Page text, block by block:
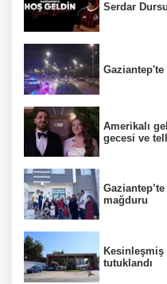
Serdar
Amerikalı
gecesi ve
mağduru
Kesinleşmiş
tutuklandı